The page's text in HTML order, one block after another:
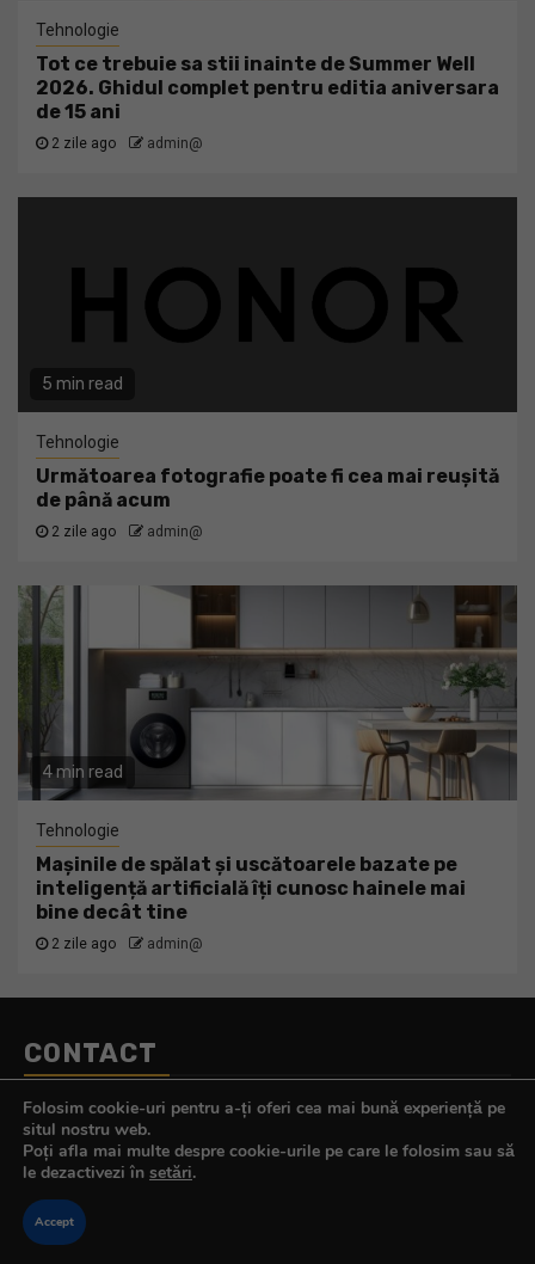
Tehnologie
Tot ce trebuie sa stii inainte de Summer Well
2026. Ghidul complet pentru editia aniversara
de 15 ani
2 zile ago admin@
5 min read
Tehnologie
Următoarea fotografie poate fi cea mai reușită
de până acum
2 zile ago admin@
4 min read
Tehnologie
Mașinile de spălat și uscătoarele bazate pe
inteligență artificială îți cunosc hainele mai
bine decât tine
2 zile ago admin@
CONTACT
Telefon:
0770.290.165
E-mail:contact@tehnologistul.ro
Folosim cookie-uri pentru a-ți oferi cea mai bună experiență pe
situl nostru web.
Poți afla mai multe despre cookie-urile pe care le folosim sau să
le dezactivezi în setări.
Accept